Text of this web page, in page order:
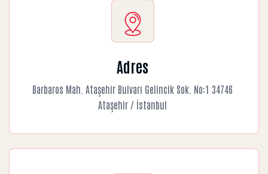
Adres
Barbaros Mah. Ataşehir Bulvarı Gelincik Sok. No:1 34746
Ataşehir / İstanbul